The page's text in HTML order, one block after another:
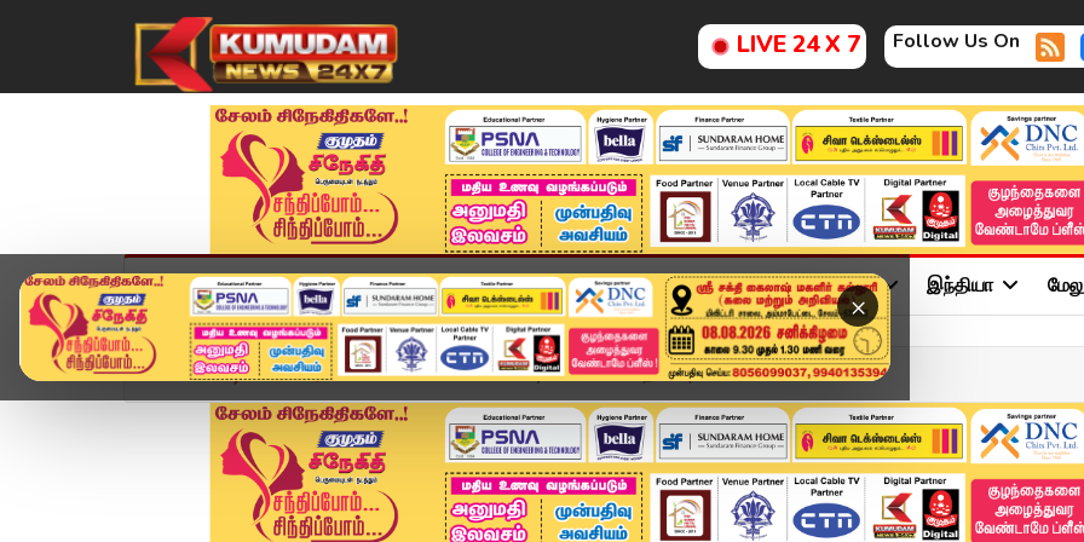
LIVE 24 X 7 Follow Us On
×
முகப்பு விளையாட்டு அண்மை தமிழ்நாடு சினிமா அரசியல் விளையாட்டு இந்தியா
Home வீடியோ ஸ்டோரி TN District News Today: மாவட்ட செய்திகள் | 30 J...